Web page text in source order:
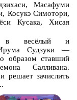
Масафуми
Косукэ Симотори,
Кусака, Хисая
в весёлый и
Судзуки —
образом ставший
Салливана.
решает зачислить